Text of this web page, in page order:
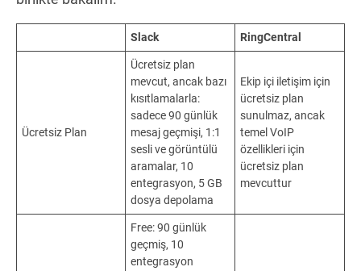
Slack RingCentral
Ücretsiz Plan
Ücretsiz plan
mevcut, ancak bazı
kısıtlamalarla:
sadece 90 günlük
mesaj geçmişi, 1:1
sesli ve görüntülü
aramalar, 10
entegrasyon, 5 GB
dosya depolama
Ekip içi iletişim için
ücretsiz plan
sunulmaz, ancak
temel VoIP
özellikleri için
ücretsiz plan
mevcuttur
Free: 90 günlük
geçmiş, 10
entegrasyon